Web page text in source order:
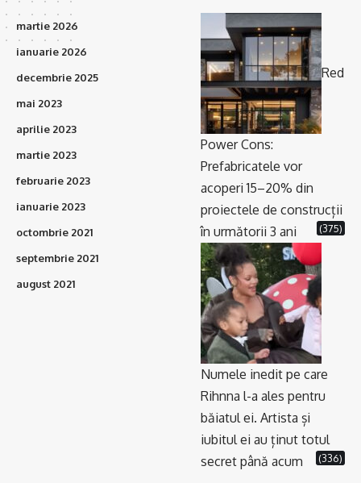
martie 2026
ianuarie 2026
decembrie 2025
mai 2023
aprilie 2023
martie 2023
februarie 2023
ianuarie 2023
octombrie 2021
septembrie 2021
august 2021
Red
Power Cons:
Prefabricatele vor
acoperi 15–20% din
proiectele de construcții
în următorii 3 ani
(375)
Numele inedit pe care
Rihnna l-a ales pentru
băiatul ei. Artista și
iubitul ei au ținut totul
secret până acum
(336)